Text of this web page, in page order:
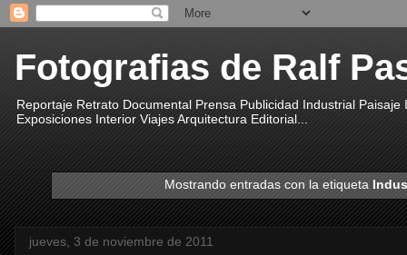
Fotografias de Ralf
Reportaje Retrato Documental Prensa Publicidad Industrial
Exposiciones Interior Viajes Arquitectura Editorial...
Mostrando entradas con la etiqueta
jueves, 3 de noviembre de 2011